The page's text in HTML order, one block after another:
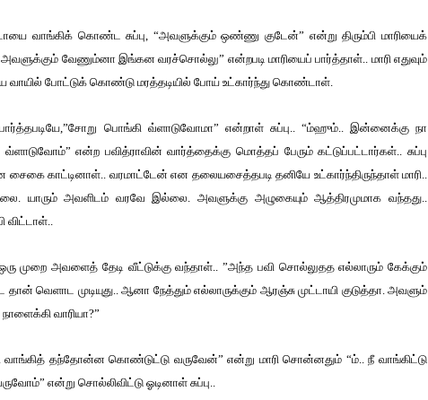
வாங்கிக் கொண்ட சுப்பு, “அவளுக்கும் ஒண்ணு குடேன்” என்று திரும்பி மாரியைக்
வேணும்னா இங்கன வரச்சொல்லு” என்றபடி மாரியைப் பார்த்தாள்.. மாரி எதுவும்
வாயில் போட்டுக் கொண்டு மரத்தடியில் போய் உட்கார்ந்து கொண்டாள்.
பொங்கி வ்ளாடுவோமா” என்றாள் சுப்பு.. “ம்ஹும்.. இன்னைக்கு நா
என்ற பவித்ராவின் வார்த்தைக்கு மொத்தப் பேரும் கட்டுப்பட்டார்கள்.. சுப்பு
சைகை காட்டினாள்.. வரமாட்டேன் என தலையசைத்தபடி தனியே உட்கார்ந்திருந்தாள் மாரி..
யாரும் அவளிடம் வரவே இல்லை. அவளுக்கு அழுகையும் ஆத்திரமுமாக வந்தது..
விட்டாள்..
ஒரு முறை அவளைத் தேடி வீட்டுக்கு வந்தாள்.. ”அந்த பவி சொல்லுதத எல்லாரும் கேக்கும்
முடியுது.. ஆனா நேத்தும் எல்லாருக்கும் ஆரஞ்சு முட்டாயி குடுத்தா. அவளும்
வாரியா?”
வாங்கித் தந்தோன்ன கொண்டுட்டு வருவேன்” என்று மாரி சொன்னதும் “ம்.. நீ வாங்கிட்டு
என்று சொல்லிவிட்டு ஓடினாள் சுப்பு..